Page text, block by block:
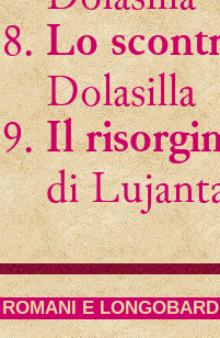
Lo
Dolasilla
Il
di
ROMANI E